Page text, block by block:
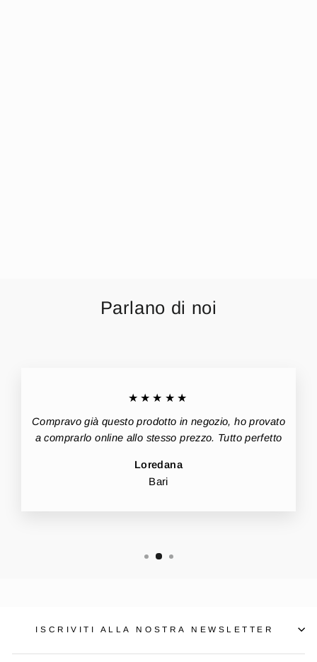
Parlano di noi
★★★★★
Compravo già questo prodotto in negozio, ho provato
a comprarlo online allo stesso prezzo. Tutto perfetto
Loredana
Bari
ISCRIVITI ALLA NOSTRA NEWSLETTER